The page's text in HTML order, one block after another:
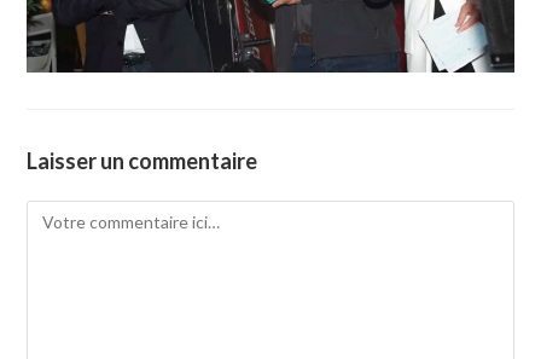
Laisser un commentaire